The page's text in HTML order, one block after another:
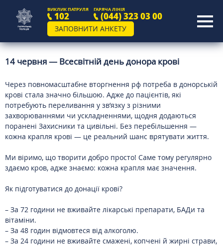
ВИКЛИК ПАТРУЛЯ
102
ГАРЯЧА ЛІНІЯ
(044) 323 03 00
ЗАПОВНИТИ АНКЕТУ
14 червня — Всесвітній день донора крові
Через повномасштабне вторгнення рф потреба в донорській
крові стала значно більшою. Адже до пацієнтів, які
потребують переливання у зв’язку з різними
захворюваннями чи ускладненнями, щодня додаються
поранені Захисники та цивільні. Без перебільшення —
кожна крапля крові — це реальний шанс врятувати життя.
Ми віримо, що творити добро просто! Саме тому регулярно
здаємо кров, адже знаємо: кожна крапля має значення.
Як підготуватися до донації крові?
– За 72 години не вживайте лікарські препарати, БАДи та
вітаміни.
– За 48 годин відмовтеся від алкоголю.
– За 24 години не вживайте смажені, копчені й жирні страви,